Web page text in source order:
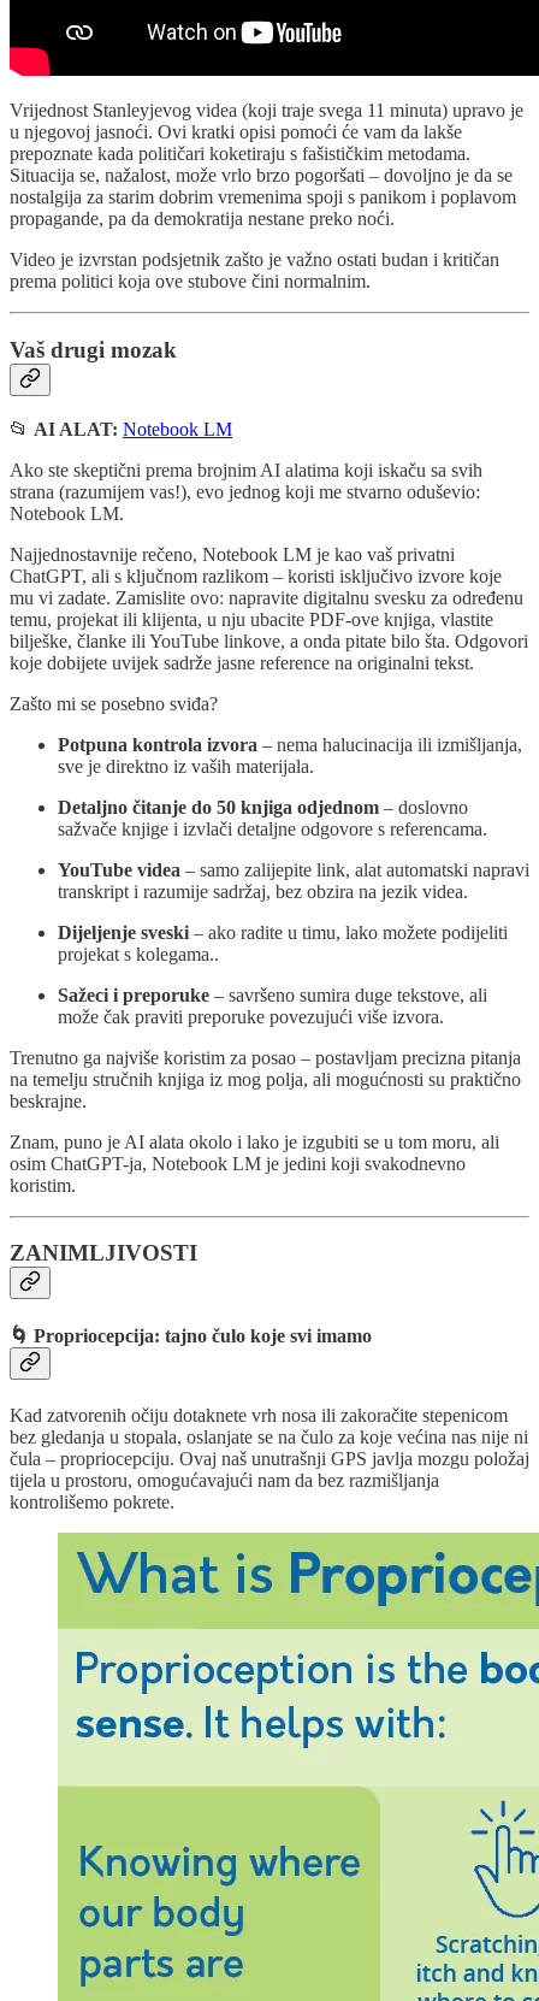
Vrijednost Stanleyjevog videa (koji traje svega 11 minuta) upravo je
u njegovoj jasnoći. Ovi kratki opisi pomoći će vam da lakše
prepoznate kada političari koketiraju s fašističkim metodama.
Situacija se, nažalost, može vrlo brzo pogoršati – dovoljno je da se
nostalgija za starim dobrim vremenima spoji s panikom i poplavom
propagande, pa da demokratija nestane preko noći.
Video je izvrstan podsjetnik zašto je važno ostati budan i kritičan
prema politici koja ove stubove čini normalnim.
Vaš drugi mozak
📂 AI ALAT: Notebook LM
Ako ste skeptični prema brojnim AI alatima koji iskaču sa svih
strana (razumijem vas!), evo jednog koji me stvarno oduševio:
Notebook LM.
Najjednostavnije rečeno, Notebook LM je kao vaš privatni
ChatGPT, ali s ključnom razlikom – koristi isključivo izvore koje
mu vi zadate. Zamislite ovo: napravite digitalnu svesku za određenu
temu, projekat ili klijenta, u nju ubacite PDF-ove knjiga, vlastite
bilješke, članke ili YouTube linkove, a onda pitate bilo šta. Odgovori
koje dobijete uvijek sadrže jasne reference na originalni tekst.
Zašto mi se posebno sviđa?
Potpuna kontrola izvora – nema halucinacija ili izmišljanja,
sve je direktno iz vaših materijala.
Detaljno čitanje do 50 knjiga odjednom – doslovno
sažvače knjige i izvlači detaljne odgovore s referencama.
YouTube videa – samo zalijepite link, alat automatski napravi
transkript i razumije sadržaj, bez obzira na jezik videa.
Dijeljenje sveski – ako radite u timu, lako možete podijeliti
projekat s kolegama..
Sažeci i preporuke – savršeno sumira duge tekstove, ali
može čak praviti preporuke povezujući više izvora.
Trenutno ga najviše koristim za posao – postavljam precizna pitanja
na temelju stručnih knjiga iz mog polja, ali mogućnosti su praktično
beskrajne.
Znam, puno je AI alata okolo i lako je izgubiti se u tom moru, ali
osim ChatGPT-ja, Notebook LM je jedini koji svakodnevno
koristim.
ZANIMLJIVOSTI
🌀 Propriocepcija: tajno čulo koje svi imamo
Kad zatvorenih očiju dotaknete vrh nosa ili zakoračite stepenicom
bez gledanja u stopala, oslanjate se na čulo za koje većina nas nije ni
čula – propriocepciju. Ovaj naš unutrašnji GPS javlja mozgu položaj
tijela u prostoru, omogućavajući nam da bez razmišljanja
kontrolišemo pokrete.